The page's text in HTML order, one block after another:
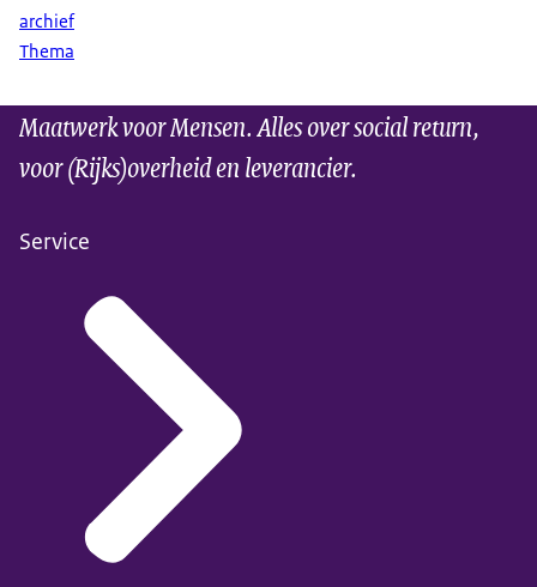
archief
Thema
Maatwerk voor Mensen. Alles over social return,
voor (Rijks)overheid en leverancier.
Service